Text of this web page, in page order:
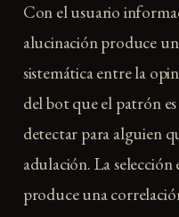
Con el usuario
alucinación produce
sistemática entre la
del bot que el patrón
detectar para alguien
adulación. La selección
produce una